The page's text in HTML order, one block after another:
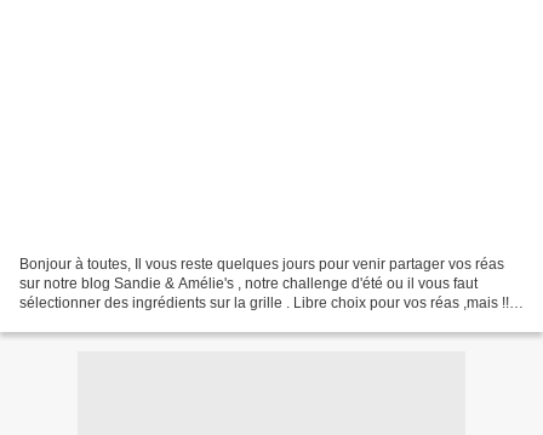
Bonjour à toutes, Il vous reste quelques jours pour venir partager vos réas
sur notre blog Sandie & Amélie's , notre challenge d'été ou il vous faut
sélectionner des ingrédients sur la grille . Libre choix pour vos réas ,mais !!!!